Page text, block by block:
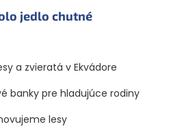
jedlo chutné
a zvieratá v Ekvádore
banky pre hladujúce rodiny
lesy